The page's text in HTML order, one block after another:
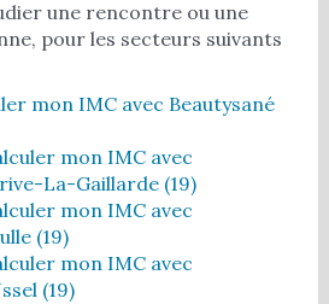
une rencontre ou une
pour les secteurs suivants
mon IMC avec Beautysané
mon IMC avec
La-Gaillarde (19)
mon IMC avec
(19)
mon IMC avec
(19)